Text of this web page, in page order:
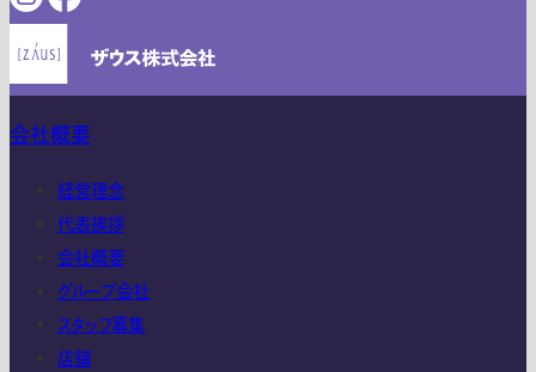
会社概要
経営理念
代表挨拶
会社概要
グループ会社
スタッフ募集
店舗